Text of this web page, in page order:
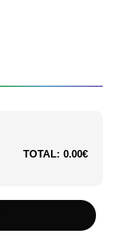
TOTAL: 0.00€